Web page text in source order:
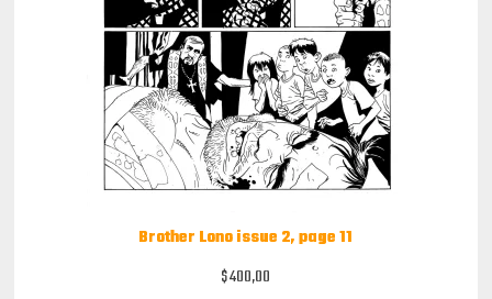
Brother Lono issue 2, page 11
$400,00